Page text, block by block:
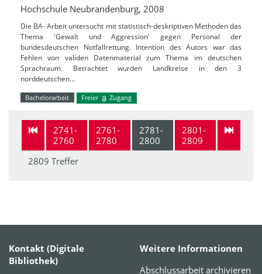
Hochschule Neubrandenburg, 2008
Die BA- Arbeit untersucht mit statistisch-deskriptiven Methoden das
Thema 'Gewalt und Aggression' gegen Personal der
bundesdeutschen Notfallrettung. Intention des Autors war das
Fehlen von validen Datenmaterial zum Thema im deutschen
Sprachraum. Betrachtet wurden Landkreise in den 3
norddeutschen…
Bachelorarbeit Freier Zugang
2741-
2760
2761-
2780
2781-
2800
2801-
2809
2809 Treffer
Kontakt (Digitale
Bibliothek)
Weitere Informationen
Abschlussarbeit archivieren